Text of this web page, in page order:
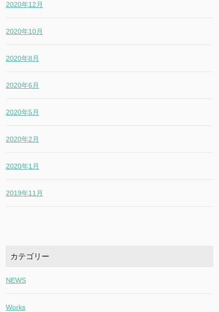
2020年12月
2020年10月
2020年8月
2020年6月
2020年5月
2020年2月
2020年1月
2019年11月
カテゴリー
NEWS
Works